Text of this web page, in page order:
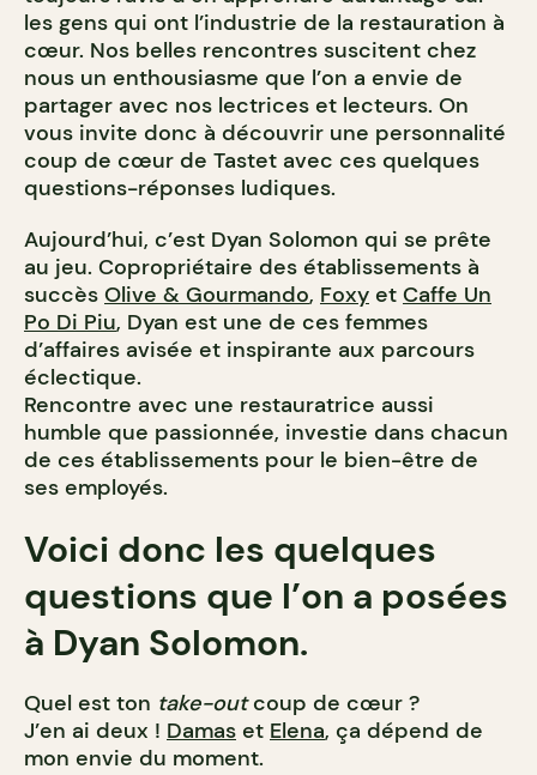
les gens qui ont l’industrie de la restauration à
cœur. Nos belles rencontres suscitent chez
nous un enthousiasme que l’on a envie de
partager avec nos lectrices et lecteurs. On
vous invite donc à découvrir une personnalité
coup de cœur de Tastet avec ces quelques
questions-réponses ludiques.
Aujourd’hui, c’est Dyan Solomon qui se prête
au jeu. Copropriétaire des établissements à
succès Olive & Gourmando, Foxy et Caffe Un
Po Di Piu, Dyan est une de ces femmes
d’affaires avisée et inspirante aux parcours
éclectique.
Rencontre avec une restauratrice aussi
humble que passionnée, investie dans chacun
de ces établissements pour le bien-être de
ses employés.
Voici donc les quelques
questions que l’on a posées
à Dyan Solomon.
Quel est ton take-outcoup de cœur ?
J’en ai deux ! Damas et Elena, ça dépend de
mon envie du moment.